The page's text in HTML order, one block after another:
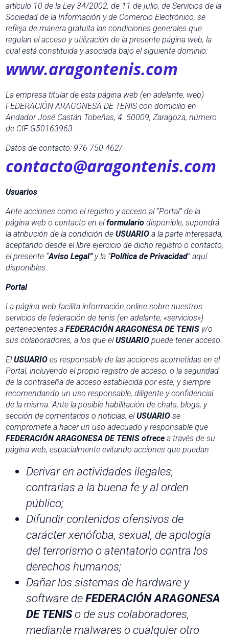
artículo 10 de la Ley 34/2002, de 11 de julio, de Servicios de la
Sociedad de la Información y de Comercio Electrónico, se
refleja de manera gratuita las condiciones generales que
regulan el acceso y utilización de la presente página web, la
cual está constituida y asociada bajo el siguiente dominio:
www.aragontenis.com
La empresa titular de esta página web (en adelante, web)
FEDERACIÓN ARAGONESA DE TENIS con domicilio en
Andador José Castán Tobeñas, 4. 50009, Zaragoza, número
de CIF G50163963.
Datos de contacto: 976 750 462/
contacto@aragontenis.com
Usuarios
Ante acciones como el registro y acceso al “Portal” de la
página web o contacto en elformulario disponible, supondrá
la atribución de la condición de USUARIO a la parte interesada,
aceptando desde el libre ejercicio de dicho registro o contacto,
el presente “Aviso Legal”y la “Política de Privacidad” aquí
disponibles.
Portal
La página web facilita información online sobre nuestros
servicios de federación de tenis (en adelante, «servicios»)
pertenecientes a FEDERACIÓN ARAGONESA DE TENIS y/o
sus colaboradores, a los que elUSUARIO puede tener acceso.
ElUSUARIO es responsable de las acciones acometidas en el
Portal, incluyendo el propio registro de acceso, o la seguridad
de la contraseña de acceso establecida por este, y siempre
recomendando un uso responsable, diligente y confidencial
de la misma. Ante la posible habilitación de chats, blogs, y
sección de comentarios o noticias, elUSUARIO se
compromete a hacer un uso adecuado y responsable que
FEDERACIÓN ARAGONESA DE TENIS ofrece a través de su
página web, espacialmente evitando acciones que puedan:
Derivar en actividades ilegales,
contrarias a la buena fe y al orden
público;
Difundir contenidos ofensivos de
carácter xenófoba, sexual, de apología
del terrorismo o atentatorio contra los
derechos humanos;
Dañar los sistemas de hardware y
software deFEDERACIÓN ARAGONESA
DE TENISo de sus colaboradores,
mediante malwares o cualquier otro